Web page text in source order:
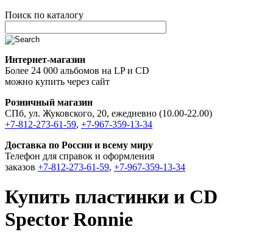
Поиск по каталогу
Интернет-магазин
Более 24 000 альбомов на LP и CD
можно купить через сайт
Розничный магазин
СПб, ул. Жуковского, 20, ежедневно (10.00-22.00)
+7-812-273-61-59, +7-967-359-13-34
Доставка по России и всему миру
Телефон для справок и оформления
заказов +7-812-273-61-59, +7-967-359-13-34
Купить пластинки и CD
Spector Ronnie